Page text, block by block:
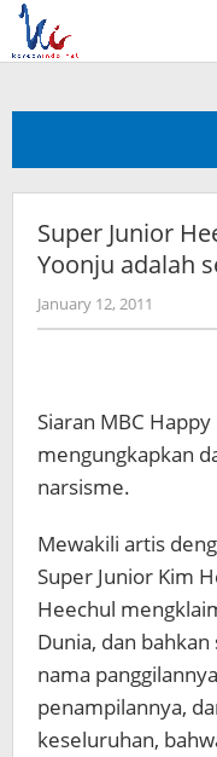
Skip
content
Super Junior
Yoonju adalah
January 12, 2011
Siaran MBC
mengungkapkan
narsisme.
Mewakili artis
Super Junior Kim
Heechul
Dunia, dan
nama
penampilannya,
keseluruhan,